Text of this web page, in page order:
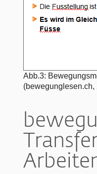
Abb.3:
(bewegunglesen.ch,